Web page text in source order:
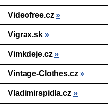
Videofree.cz »
Vigrax.sk »
Vimkdeje.cz »
Vintage-Clothes.cz »
Vladimirspidla.cz »